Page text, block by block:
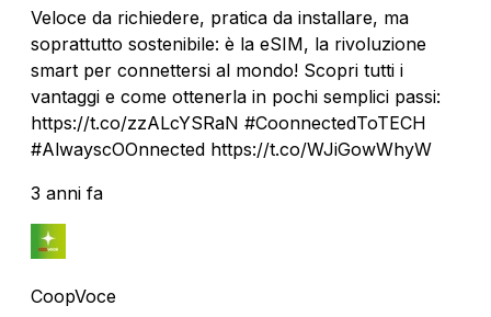
Veloce da richiedere, pratica da installare, ma
soprattutto sostenibile: è la eSIM, la rivoluzione
smart per connettersi al mondo! Scopri tutti i
vantaggi e come ottenerla in pochi semplici passi:
https://t.co/zzALcYSRaN #CoonnectedToTECH
#AlwayscOOnnected https://t.co/WJiGowWhyW
3 anni fa
CoopVoce